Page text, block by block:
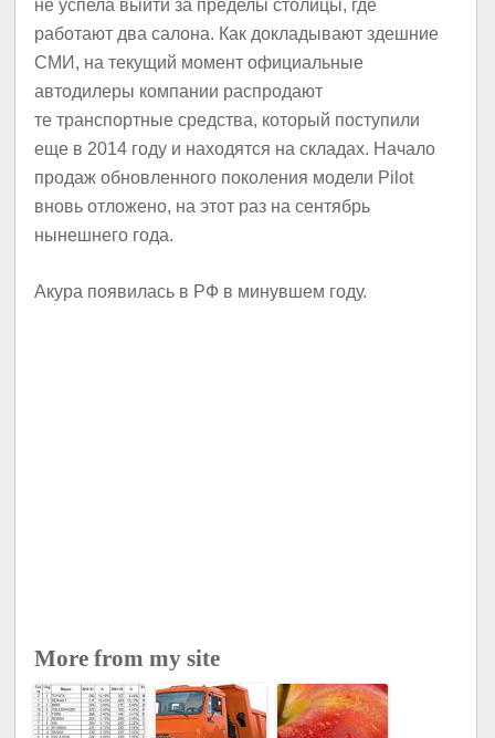
не успела выйти за пределы столицы, где
работают два салона. Как докладывают здешние
СМИ, на текущий момент официальные
автодилеры компании распродают
те транспортные средства, который поступили
еще в 2014 году и находятся на складах. Начало
продаж обновленного поколения модели Pilot
вновь отложено, на этот раз на сентябрь
нынешнего года.
Акура появилась в РФ в минувшем году.
Украина
возросли
на 117
процентов
тягачей
на рынке РФ